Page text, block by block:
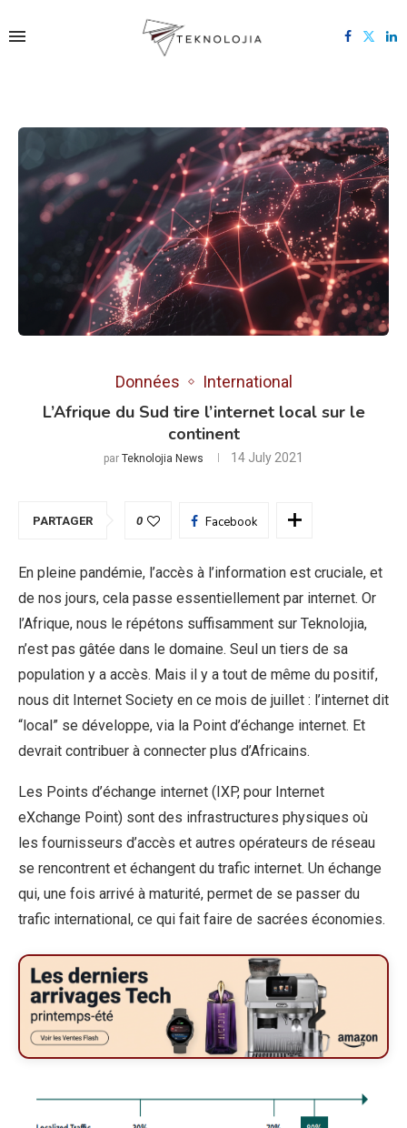
Données International
L’Afrique du Sud tire l’internet local sur le
continent
par Teknolojia News 14 July 2021
PARTAGER 0 Facebook
En pleine pandémie, l’accès à l’information est cruciale, et
de nos jours, cela passe essentiellement par internet. Or
l’Afrique, nous le répétons suffisamment sur Teknolojia,
n’est pas gâtée dans le domaine. Seul un tiers de sa
population y a accès. Mais il y a tout de même du positif,
nous dit Internet Society en ce mois de juillet : l’internet dit
“local” se développe, via la Point d’échange internet. Et
devrait contribuer à connecter plus d’Africains.
Les Points d’échange internet (IXP, pour Internet
eXchange Point) sont des infrastructures physiques où
les fournisseurs d’accès et autres opérateurs de réseau
se rencontrent et échangent du trafic internet. Un échange
qui, une fois arrivé à maturité, permet de se passer du
trafic international, ce qui fait faire de sacrées économies.